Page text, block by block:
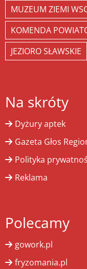
MUZEUM ZIEMI
KOMENDA
JEZIORO SŁAWSKIE
Na skróty
Dyżury aptek
Gazeta Głos
Polityka
Reklama
Polecamy
gowork.pl
fryzomania.pl